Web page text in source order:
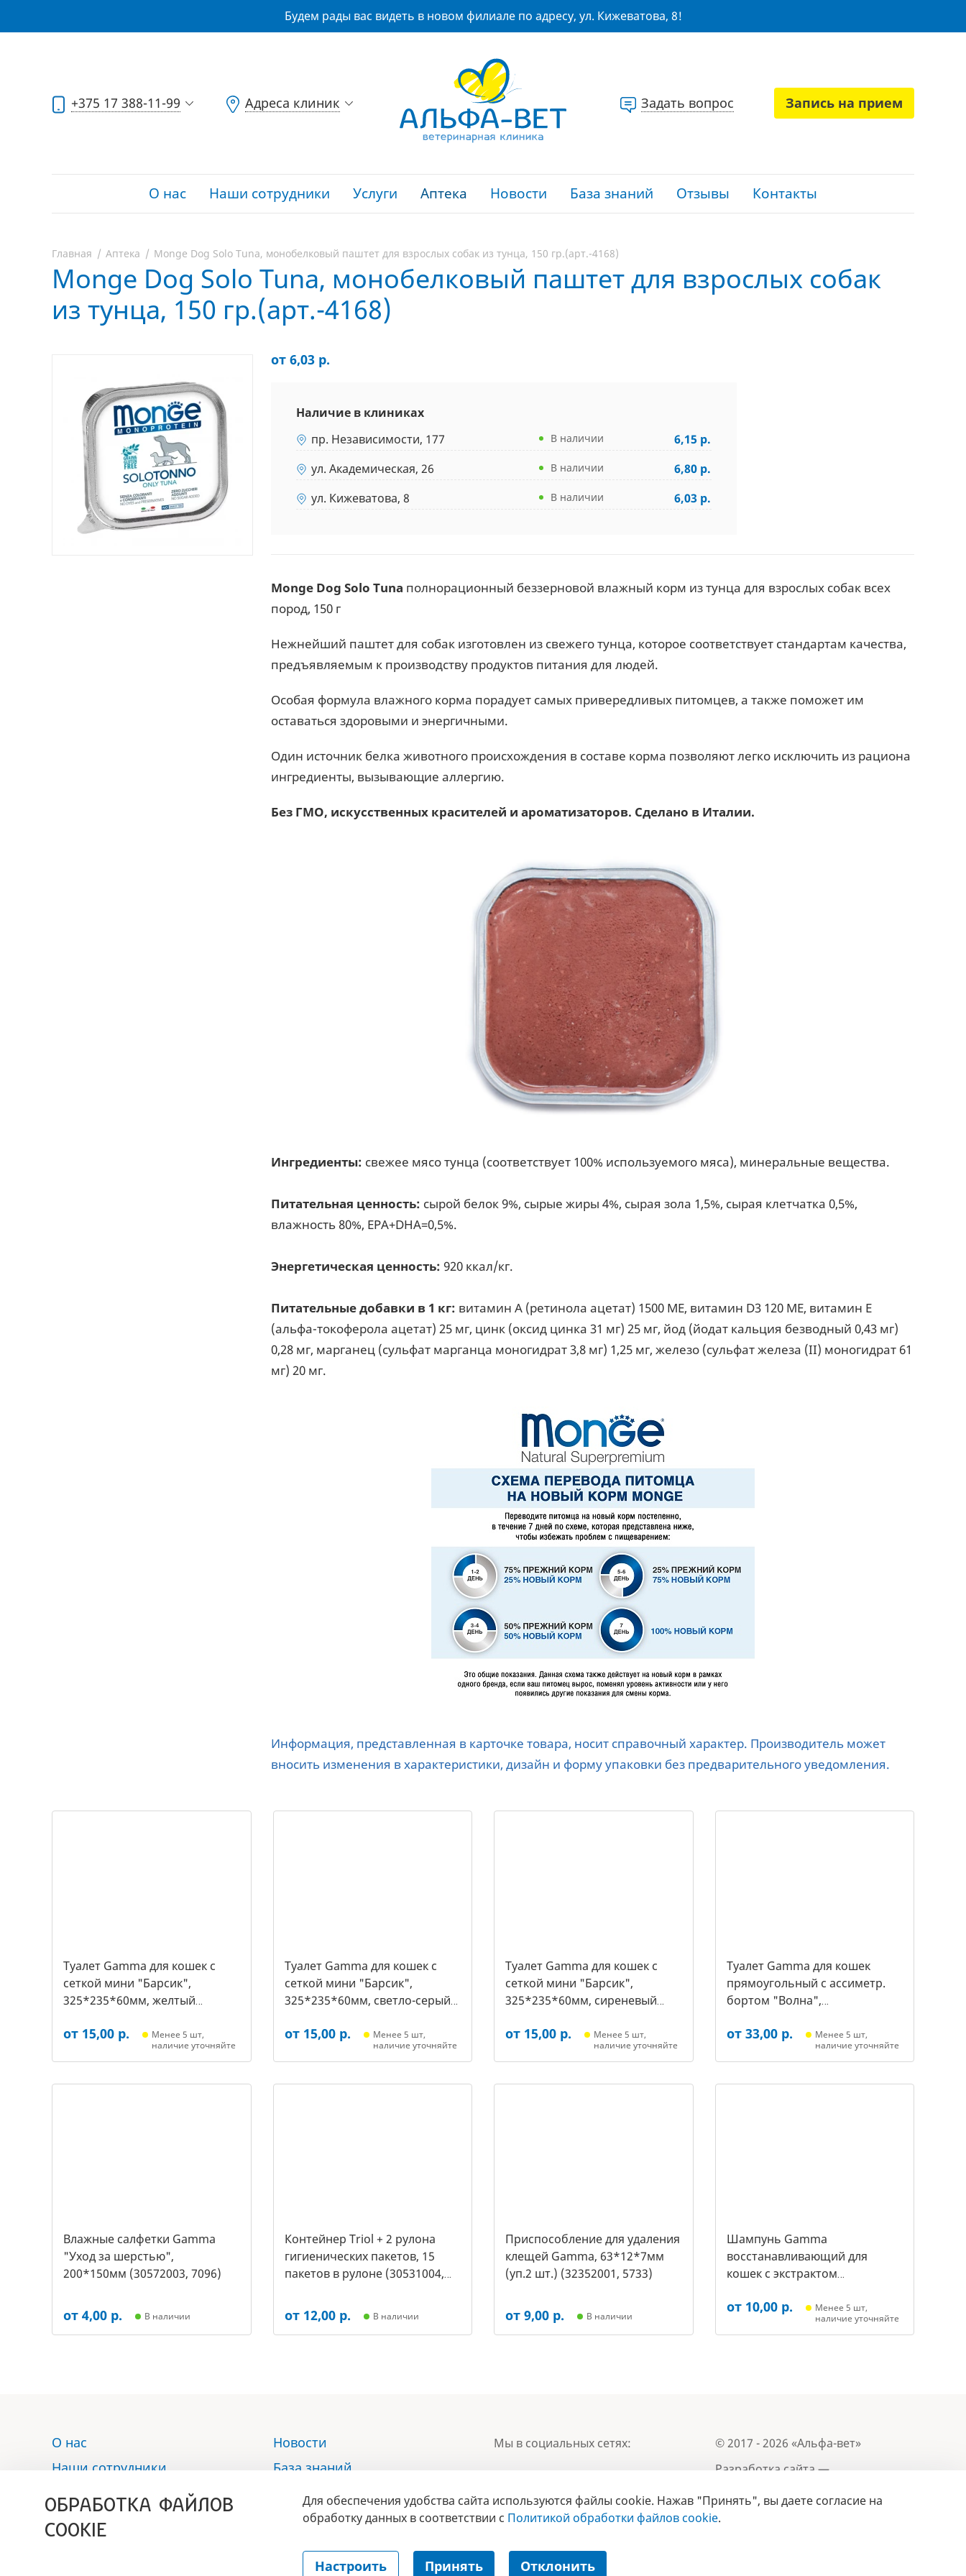
Будем рады вас видеть в новом филиале по адресу, ул. Кижеватова, 8!
+375 17 388-11-99 Адреса клиник Задать вопрос Запись на прием
О нас Наши сотрудники Услуги Аптека Новости База знаний Отзывы Контакты
Главная Аптека Monge Dog Solo Tuna, монобелковый паштет для взрослых собак из тунца, 150 гр.(арт.-4168)
Monge Dog Solo Tuna, монобелковый паштет для взрослых собак
из тунца, 150 гр.(арт.-4168)
от 6,03 р.
Наличие в клиниках
пр. Независимости, 177
В наличии
6,15 р.
ул. Академическая, 26
В наличии
6,80 р.
ул. Кижеватова, 8
В наличии 6,03 р.
Monge Dog Solo Tuna полнорационный беззерновой влажный корм из тунца для взрослых собак всех
пород, 150 г
Нежнейший паштет для собак изготовлен из свежего тунца, которое соответствует стандартам качества,
предъявляемым к производству продуктов питания для людей.
Особая формула влажного корма порадует самых привередливых питомцев, а также поможет им
оставаться здоровыми и энергичными.
Один источник белка животного происхождения в составе корма позволяют легко исключить из рациона
ингредиенты, вызывающие аллергию.
Без ГМО, искусственных красителей и ароматизаторов. Сделано в Италии.
Ингредиенты: свежее мясо тунца (соответствует 100% используемого мяса), минеральные вещества.
Питательная ценность: сырой белок 9%, сырые жиры 4%, сырая зола 1,5%, сырая клетчатка 0,5%,
влажность 80%, EPA+DHA=0,5%.
Энергетическая ценность: 920 ккал/кг.
Питательные добавки в 1 кг: витамин А (ретинола ацетат) 1500 МЕ, витамин D3 120 МЕ, витамин Е
(альфа-токоферола ацетат) 25 мг, цинк (оксид цинка 31 мг) 25 мг, йод (йодат кальция безводный 0,43 мг)
0,28 мг, марганец (сульфат марганца моногидрат 3,8 мг) 1,25 мг, железо (сульфат железа (II) моногидрат 61
мг) 20 мг.
Информация, представленная в карточке товара, носит справочный характер. Производитель может
вносить изменения в характеристики, дизайн и форму упаковки без предварительного уведомления.
Туалет Gamma для кошек c
сеткой мини "Барсик",
325*235*60мм, желтый
от 15,00 р.
Менее 5 шт,
наличие уточняйте
Туалет Gamma для кошек c
сеткой мини "Барсик",
325*235*60мм, светло-серый
от 15,00 р.
Менее 5 шт,
наличие уточняйте
Туалет Gamma для кошек c
сеткой мини "Барсик",
325*235*60мм, сиреневый
от 15,00 р.
Менее 5 шт,
наличие уточняйте
Туалет Gamma для кошек
прямоугольный с ассиметр.
бортом "Волна",
(20452018, 3387)
от 33,00 р.
Менее 5 шт,
наличие уточняйте
Влажные салфетки Gamma
"Уход за шерстью",
200*150мм (30572003, 7096)
от 4,00 р. В наличии
Контейнер Triol + 2 рулона
гигиенических пакетов, 15
пакетов в рулоне (30531004,
от 12,00 р. В наличии
Приспособление для удаления
клещей Gamma, 63*12*7мм
(уп.2 шт.) (32352001, 5733)
от 9,00 р. В наличии
Шампунь Gamma
восстанавливающий для
кошек с экстрактом
3431)
от 10,00 р.
Менее 5 шт,
наличие уточняйте
О нас
Наши сотрудники
Новости
База знаний
Отзывы
Контакты
Мы в социальных сетях:
БРЕНД
ГОДА 2017 - 2019
© 2017 - 2026 «Альфа-вет»
Разработка сайта —
Лицензия № 02150/1874, УНП 190845301
Информация, представленная на сайте, носит
справочный характер и не является публичной
ОБРАБОТКА ФАЙЛОВ
COOKIE
Для обеспечения удобства сайта используются файлы cookie. Нажав "Принять", вы даете согласие на
обработку данных в соответствии с Политикой обработки файлов cookie.
Настроить Принять Отклонить